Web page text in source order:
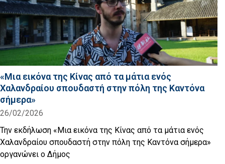
«Μια εικόνα της Κίνας από τα μάτια ενός
Χαλανδραίου σπουδαστή στην πόλη της Καντόνα
σήμερα»
26/02/2026
Την εκδήλωση «Μια εικόνα της Κίνας από τα μάτια ενός
Χαλανδραίου σπουδαστή στην πόλη της Καντόνα σήμερα»
οργανώνει ο Δήμος